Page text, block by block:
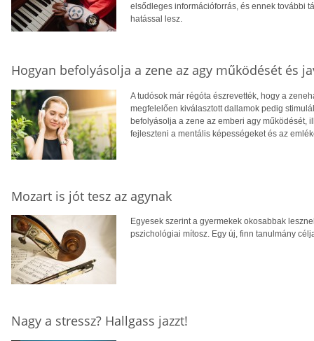
elsődleges információforrás, és ennek további
hatással lesz.
Hogyan befolyásolja a zene az agy működését és
A tudósok már régóta észrevették, hogy a
megfelelően kiválasztott dallamok pedig
befolyásolja a zene az emberi agy működését,
fejleszteni a mentális képességeket és az
Mozart is jót tesz az agynak
Egyesek szerint a gyermekek okosabbak
pszichológiai mítosz. Egy új, finn tanulmány
Nagy a stressz? Hallgass jazzt!